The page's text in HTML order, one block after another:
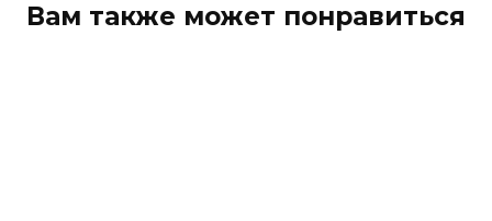
Вам также может понравиться